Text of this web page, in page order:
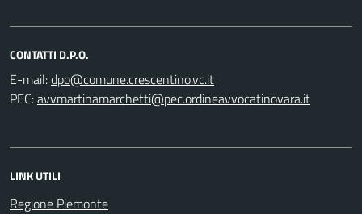
CONTATTI D.P.O.
E-mail:
PEC:
LINK UTILI
Regione Piemonte